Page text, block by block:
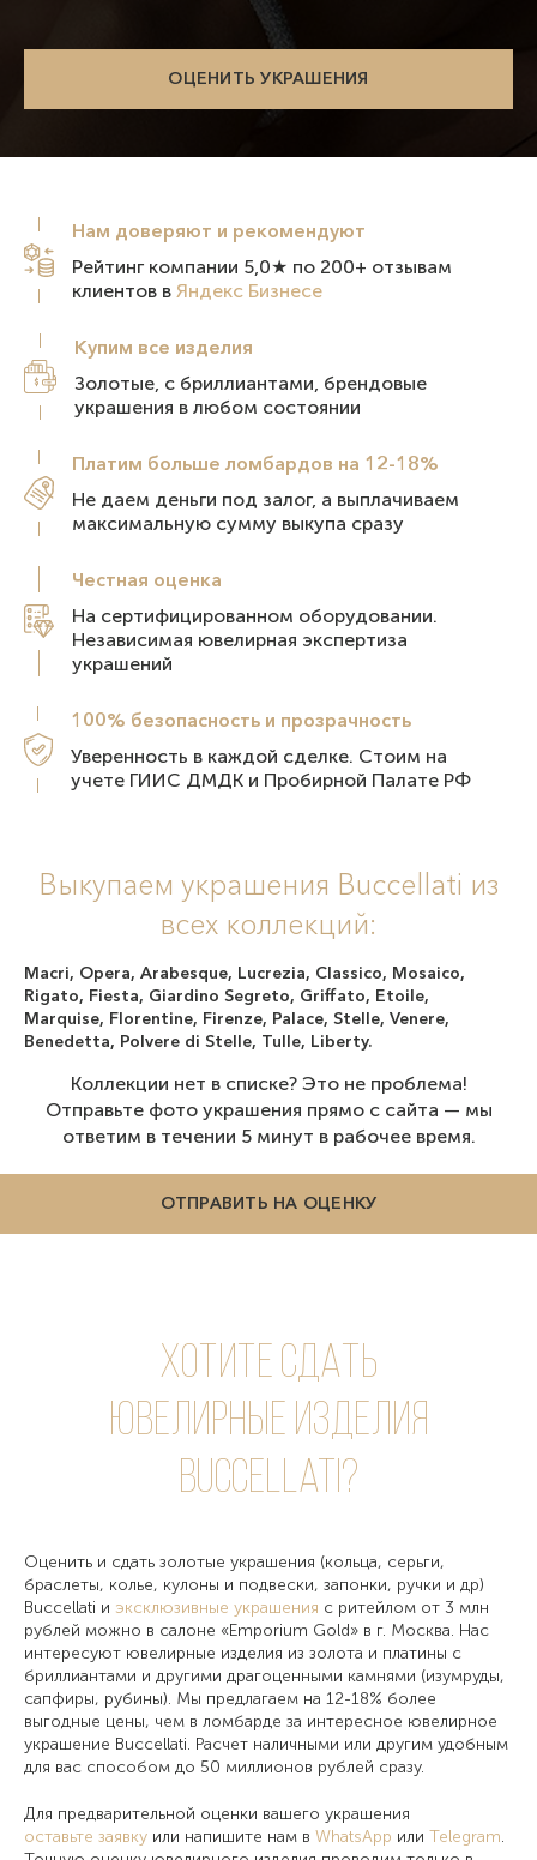
ОЦЕНИТЬ УКРАШЕНИЯ
Нам доверяют и рекомендуют
Рейтинг компании 5,0★ по 200+ отзывам
клиентов в Яндекс Бизнесе
Купим все изделия
Золотые, с бриллиантами, брендовые
украшения в любом состоянии
Платим больше ломбардов на 12-18%
Не даем деньги под залог, а выплачиваем
максимальную сумму выкупа сразу
Честная оценка
На сертифицированном оборудовании.
Независимая ювелирная экспертиза
украшений
100% безопасность и прозрачность
Уверенность в каждой сделке. Стоим на
учете ГИИС ДМДК и Пробирной Палате РФ
Выкупаем украшения Buccellati из
всех коллекций:
Macri, Opera, Arabesque, Lucrezia, Classico, Mosaico,
Rigato, Fiesta, Giardino Segreto, Griffato, Etoile,
Marquise, Florentine, Firenze, Palace, Stelle, Venere,
Benedetta, Polvere di Stelle, Tulle, Liberty.
Коллекции нет в списке? Это не проблема!
Отправьте фото украшения прямо с сайта — мы
ответим в течении 5 минут в рабочее время.
ОТПРАВИТЬ НА ОЦЕНКУ
Хотите сдать
ювелирные изделия
Buccellati?
Оценить и сдать золотые украшения (кольца, серьги,
браслеты, колье, кулоны и подвески, запонки, ручки и др)
Buccellati и эксклюзивные украшения с ритейлом от 3 млн
рублей можно в салоне «Emporium Gold» в г. Москва. Нас
интересуют ювелирные изделия из золота и платины с
бриллиантами и другими драгоценными камнями (изумруды,
сапфиры, рубины). Мы предлагаем на 12-18% более
выгодные цены, чем в ломбарде за интересное ювелирное
украшение Buccellati. Расчет наличными или другим удобным
для вас способом до 50 миллионов рублей сразу.
Для предварительной оценки вашего украшения
оставьте заявку или напишите нам в WhatsApp или Telegram.